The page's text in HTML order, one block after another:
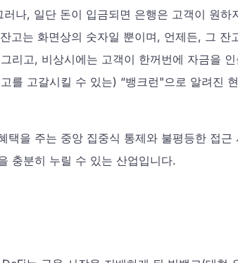
나, 일단 돈이 입금되면 은행은 고객이 원하
고는 화면상의 숫자일 뿐이며, 언제든, 그 잔
리고, 비상시에는 고객이 한꺼번에 자금을
를 고갈시킬 수 있는) “뱅크런"으로 알려진
택을 주는 중앙 집중식 통제와 불평등한 접근
충분히 누릴 수 있는 산업입니다.